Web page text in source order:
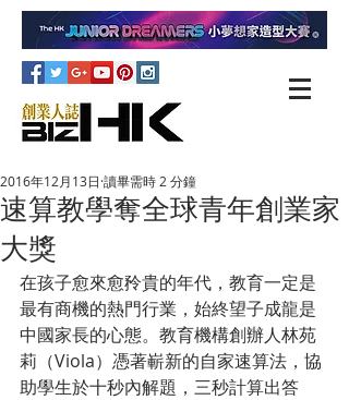
速算教學奪全球青年創業家
大獎
2016年12月13日 讀畢需時 2 分鐘
在孩子愈來愈矝貴的年代，教育一定是
最有商機的熱門行業，始終望子成龍是
中國家長的心態。教育機構創辦人林苑
莉（Viola）憑著嶄新的自家速算法，協
助學生於十秒內解題，三秒計算出答